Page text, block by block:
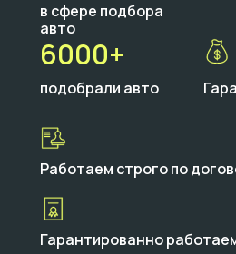
Работаем строго по
Гарантированно
6000+
подобрали авто
в сфере подбора
авто